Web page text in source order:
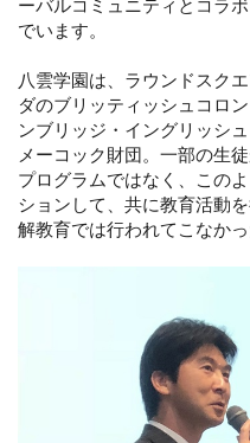
ーバルコミュニティとコラ
でいます。
八雲学園は、ラウンドスク
ダのブリッティッシュコロ
ンブリッジ・イングリッシ
メーコック財団。一部の生
プログラムではなく、この
ションして、共に教育活動
解教育では行われてこなか